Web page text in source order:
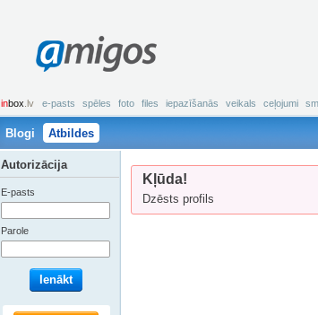
amigos
inbox .lv e-pasts spēles foto files iepazīšanās veikals ceļojumi
Blogi Atbildes
Kļūda!
Dzēsts profils
Autorizācija
E-pasts
Parole
Ienākt